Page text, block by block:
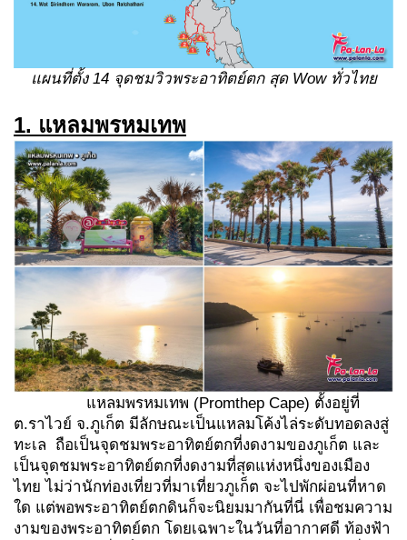
แผนที่ตั้ง 14 จุดชมวิวพระอาทิตย์ตก สุด Wow ทั่วไทย
1. แหลมพรหมเทพ
แหลมพรหมเทพ (Promthep Cape) ตั้งอยู่ที่
ต.ราไวย์ จ.ภูเก็ต มีลักษณะเป็นแหลมโค้งไล่ระดับทอดลงสู่
ทะเล ถือเป็นจุดชมพระอาทิตย์ตกที่งดงามของภูเก็ต และ
เป็นจุดชมพระอาทิตย์ตกที่งดงามที่สุดแห่งหนึ่งของเมือง
ไทย ไม่ว่านักท่องเที่ยวที่มาเที่ยวภูเก็ต จะไปพักผ่อนที่หาด
ใด แต่พอพระอาทิตย์ตกดินก็จะนิยมมากันที่นี่ เพื่อชมความ
งามของพระอาทิตย์ตก โดยเฉพาะในวันที่อากาศดี ท้องฟ้า